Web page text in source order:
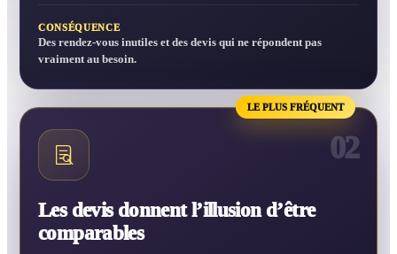
CONSÉQUENCE
Des rendez-vous inutiles et des devis qui ne répondent pas
vraiment au besoin.
LE PLUS FRÉQUENT
02
Les devis donnent l’illusion d’être
comparables